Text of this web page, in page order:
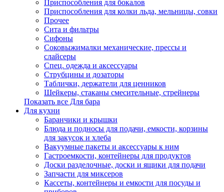
Приспособления для бокалов
Приспособления для колки льда, мельницы, совки
Прочее
Сита и фильтры
Сифоны
Соковыжималки механические, прессы и
слайсеры
Спец. одежда и аксессуары
Струбцины и дозаторы
Таблички, держатели для ценников
Шейкеры, стаканы смесительные, стрейнеры
Показать все Для бара
Для кухни
Баранчики и крышки
Блюда и подносы для подачи, емкости, корзины
для закусок и хлеба
Вакуумные пакеты и аксессуары к ним
Гастроемкости, контейнеры для продуктов
Доски разделочные, доски и ящики для подачи
Запчасти для миксеров
Кассеты, контейнеры и емкости для посуды и